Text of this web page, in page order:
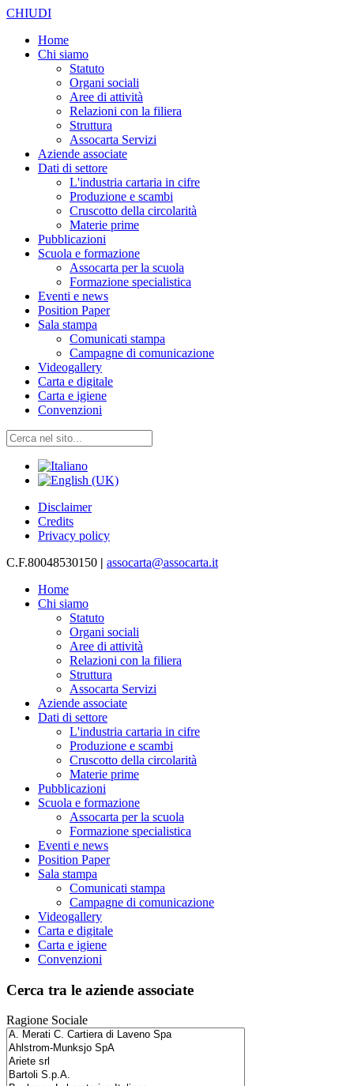
CHIUDI
Home
Chi siamo
Statuto
Organi sociali
Aree di attività
Relazioni con la filiera
Struttura
Assocarta Servizi
Aziende associate
Dati di settore
L'industria cartaria in cifre
Produzione e scambi
Cruscotto della circolarità
Materie prime
Pubblicazioni
Scuola e formazione
Assocarta per la scuola
Formazione specialistica
Eventi e news
Position Paper
Sala stampa
Comunicati stampa
Campagne di comunicazione
Videogallery
Carta e digitale
Carta e igiene
Convenzioni
Disclaimer
Credits
Privacy policy
C.F.80048530150 | assocarta@assocarta.it
Home
Chi siamo
Statuto
Organi sociali
Aree di attività
Relazioni con la filiera
Struttura
Assocarta Servizi
Aziende associate
Dati di settore
L'industria cartaria in cifre
Produzione e scambi
Cruscotto della circolarità
Materie prime
Pubblicazioni
Scuola e formazione
Assocarta per la scuola
Formazione specialistica
Eventi e news
Position Paper
Sala stampa
Comunicati stampa
Campagne di comunicazione
Videogallery
Carta e digitale
Carta e igiene
Convenzioni
Cerca tra le aziende associate
Ragione Sociale